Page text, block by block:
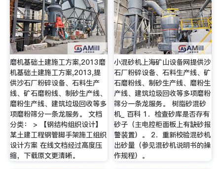
磨机基础土建施工方案,2013磨
机基础土建施工方案,2013,提
供沙石厂粉碎设备、石料生产
线、矿石磨粉线、制砂生产线、
磨粉生产线、建筑垃圾回收等多
项磨粉筛分一条龙服务。 文档
分类： > 【钢结构组织设计】
某土建工程钢管脚手架施工组织
设计方案 在线文档经过高度压
缩，下载原文更清晰。
小混砂机上海矿山设备网提供沙
石厂粉碎设备、石料生产线、矿
石磨粉线、制砂生产线、磨粉生
产线、建筑垃圾回收等多项磨粉
筛分一条龙服务。 树脂砂混砂
机_ 百科 1．检查砂库是否存有
砂子（主电控柜面板上有缺砂报
警装置）。 2．重新校验混砂机
出砂量（参见混砂机说明书的操
作规程）。